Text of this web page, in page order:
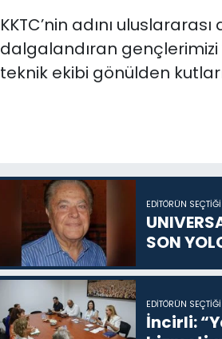
KKTC’nin adını
dalgalandıran
teknik ekibi gönülden
EDITÖRÜN SEÇTIĞI
SON
EDITÖRÜN SEÇTIĞI
İncirli: